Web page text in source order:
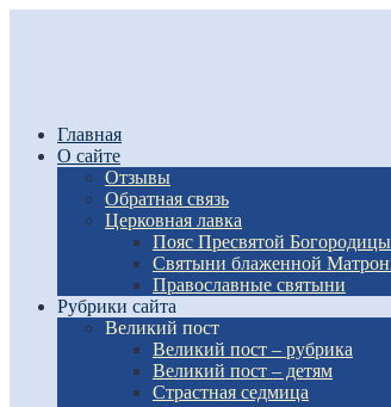
Главная
О сайте
Отзывы
Обратная связь
Церковная лавка
Пояс Пресвятой Богородицы
Святыни блаженной
Православные святыни
Рубрики сайта
Великий пост
Великий пост – рубрика
Великий пост – детям
Страстная седмица